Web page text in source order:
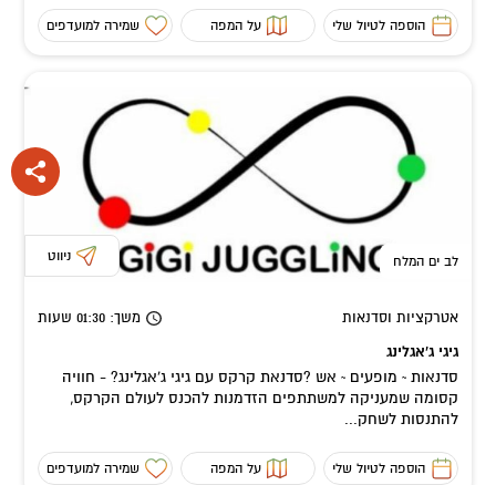
הוספה לטיול שלי על המפה שמירה למועדפים
לב ים המלח ניווט
אטרקציות וסדנאות משך: 01:30 שעות
גיגי ג'אגלינג
סדנאות ~ מופעים ~ אש ?סדנאת קרקס עם גיגי ג'אגלינג? - חוויה
קסומה שמעניקה למשתתפים הזדמנות להכנס לעולם הקרקס,
להתנסות לשחק...
הוספה לטיול שלי על המפה שמירה למועדפים